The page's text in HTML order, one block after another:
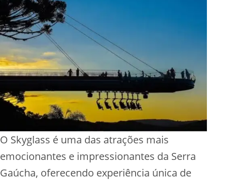
O Skyglass é uma das atrações mais
emocionantes e impressionantes da Serra
Gaúcha, oferecendo experiência única de